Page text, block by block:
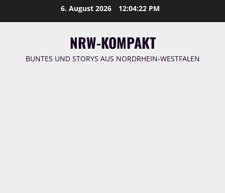
6. August 2026 12:04:23 PM
NRW-KOMPAKT
BUNTES UND STORYS AUS NORDRHEIN-WESTFALEN